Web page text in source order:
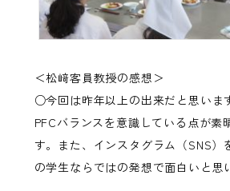
＜松﨑客員教授の感想＞
○今回は昨年以上の出来だと思いま
PFCバランスを意識している点が素
す。また、インスタグラム（SNS）
の学生ならではの発想で面白いと思